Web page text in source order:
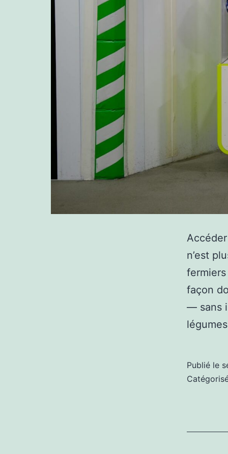
n’est
façon
— sans
Publié le